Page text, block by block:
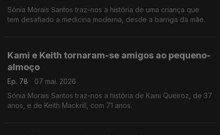
Sónia Morais Santos traz-nos a história de uma criança que
tem desafiado a medicina moderna, desde a barriga da mãe.
Kami e Keith tornaram-se amigos ao pequeno-
almoço
Ep. 78
07 mai. 2026
Sónia Morais Santos traz-nos a história de Kami Queiroz, de 37
anos, e de Keith Mackrill, com 71 anos.